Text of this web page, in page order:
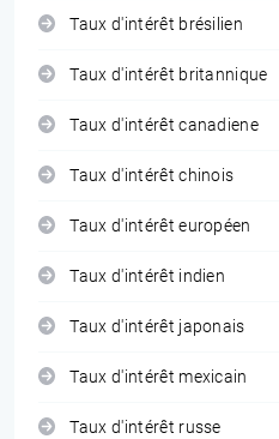
Taux d'intérêt brésilien
Taux d'intérêt britannique
Taux d'intérêt canadiene
Taux d'intérêt chinois
Taux d'intérêt européen
Taux d'intérêt indien
Taux d'intérêt japonais
Taux d'intérêt mexicain
Taux d'intérêt russe